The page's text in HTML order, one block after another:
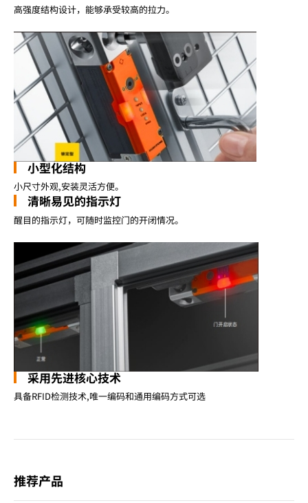
高强度结构设计，能够承受较高的拉力。
小型化结构
小尺寸外观,安装灵活方便。
清晰易见的指示灯
醒目的指示灯，可随时监控门的开闭情况。
采用先进核心技术
具备RFID检测技术,唯一编码和通用编码方式可选
推荐产品